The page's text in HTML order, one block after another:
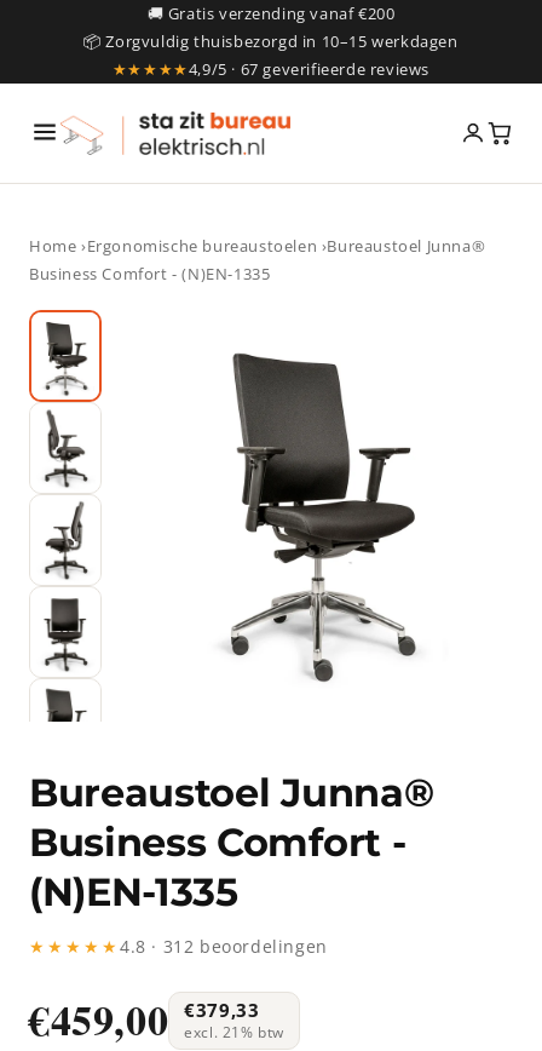
content
🚚 Gratis verzending vanaf €200
📦 Zorgvuldig thuisbezorgd in 10–15 werkdagen
★★★★★4,9/5 · 67 geverifieerde reviews
Home ›Ergonomische bureaustoelen ›Bureaustoel Junna®
Business Comfort - (N)EN-1335
Bureaustoel Junna®
Business Comfort -
(N)EN-1335
★★★★★4.8 · 312 beoordelingen
€459,00 €379,33
excl. 21% btw